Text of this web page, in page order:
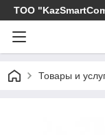
ТОО
Товары и